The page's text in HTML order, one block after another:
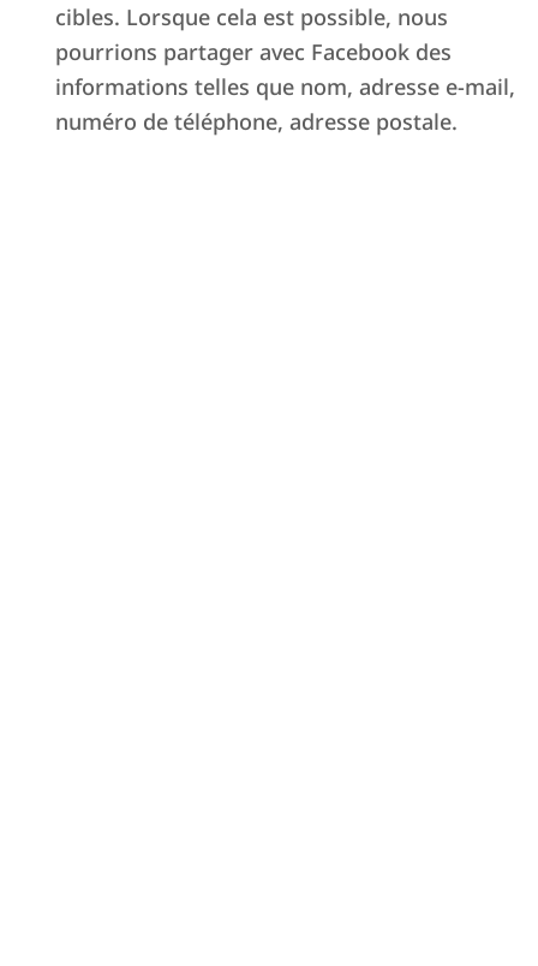
cibles. Lorsque cela est possible, nous
pourrions partager avec Facebook des
informations telles que nom, adresse e-mail,
numéro de téléphone, adresse postale.